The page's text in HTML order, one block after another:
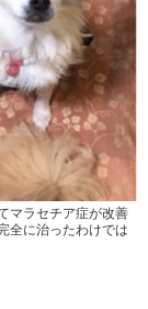
マラセチア症が改善
全に治ったわけでは